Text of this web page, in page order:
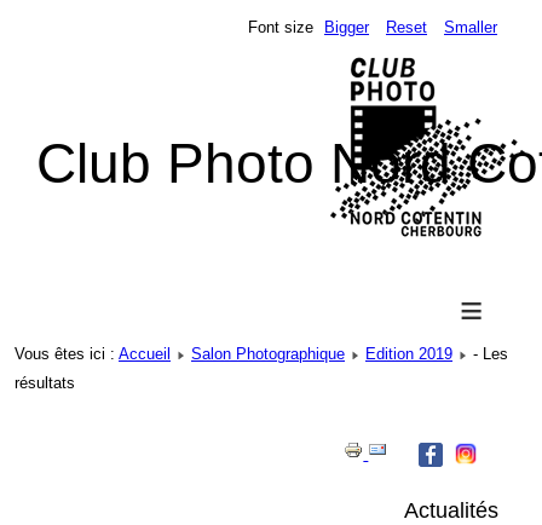
Club Photo Nord
Font size Bigger Reset Smaller
≡
Vous êtes ici : Accueil Salon Photographique Edition 2019
- Les
résultats
Actualités